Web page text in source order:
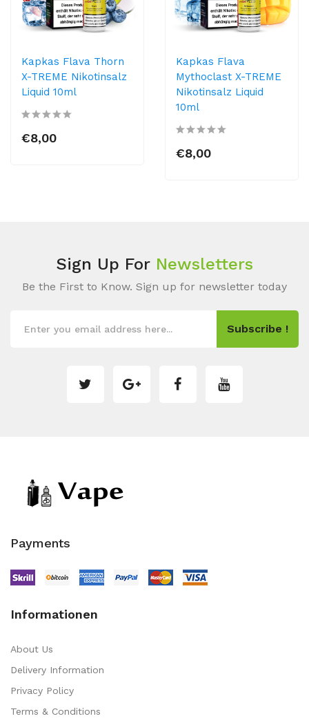
Kapkas Flava Thorn
X-TREME Nikotinsalz
Liquid 10ml
€8,00
Kapkas Flava
Mythoclast X-TREME
Nikotinsalz Liquid
10ml
€8,00
Sign Up For Newsletters
Be the First to Know. Sign up for newsletter today
Subscribe !
Payments
Informationen
About Us
Delivery Information
Privacy Policy
Terms & Conditions